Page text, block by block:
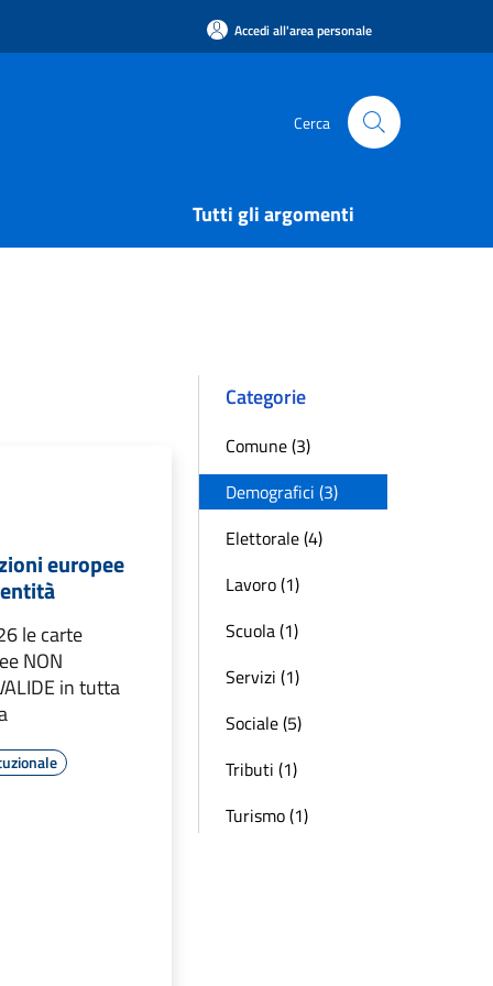
Accedi all'area personale
Cerca
Tutti gli argomenti
europee
le carte
NON
in tutta
Categorie
Comune (3)
Demografici (3)
Elettorale (4)
Lavoro (1)
Scuola (1)
Servizi (1)
Sociale (5)
Tributi (1)
Turismo (1)